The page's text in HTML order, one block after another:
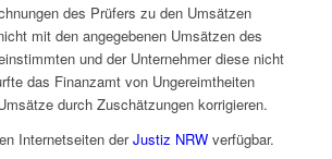
des Prüfers zu den Umsätzen
mit den angegebenen Umsätzen des
und der Unternehmer diese nicht
das Finanzamt von Ungereimtheiten
durch Zuschätzungen korrigieren.
Internetseiten derJustiz NRWverfügbar.